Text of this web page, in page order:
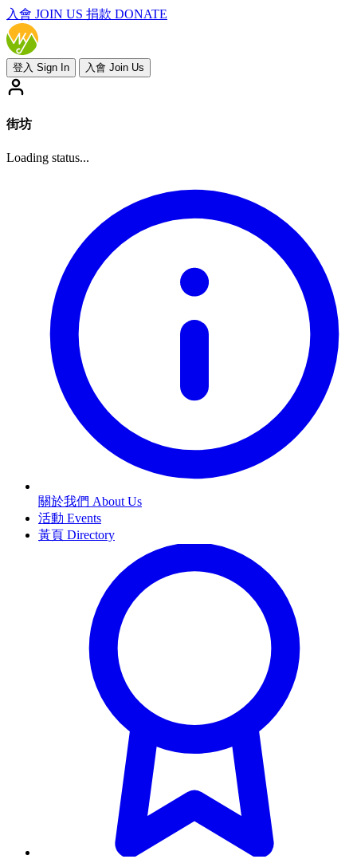
入會 JOIN US 捐款 DONATE
登入 Sign In 入會 Join Us
街坊
Loading status...
關於我們 About Us
活動 Events
黃頁 Directory